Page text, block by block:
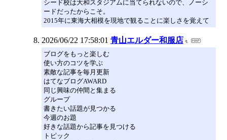
シード校は大和スタジアムに当てられないので、ノーシ
ードだったからこそ。
2015年に東海大相模を現地で観ることに楽しさを覚えて
2026/06/22 17:58:01 青山エルダー和服店
ブログをもっと楽しむ
使い方のコツを学ぶ
素敵な記事を毎月更新
はてなブログAWARD
同じ興味の仲間と集まる
グループ
書きたい話題が見つかる
今週のお題
好きな話題から記事を見つける
トピック